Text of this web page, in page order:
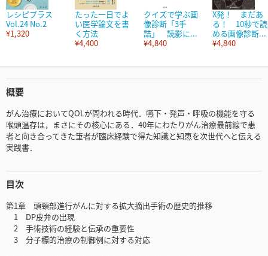
レシピプラス
Vol.24 No.2
¥1,320
たった一日でよ
い医学論文を書
く方法
¥4,400
クイズで学ぶ画
像診断「3手
詰」 読影に...
¥4,840
X発！ まだあ
る！ 10秒で読
める画像診断...
¥4,840
概要
がん治療においてQOLが問われる時代．嚥下・発声・呼吸の機能を守る
喉頭温存は，まさにその核心にある．40年にわたりがん治療最前線で患
者と向き合ってきた筆者が臨床経験で得た知識と知恵を次世代へと伝える
実践書．
目次
第1章 頭頸部進行がんに対する拡大摘出手術の歴史的推移
1 DP皮弁の出現
2 手術技術の経験と伝承の重要性
3 分子標的治療の制御例に対する対応